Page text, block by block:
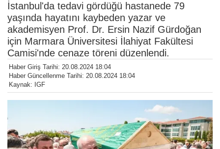
İstanbul'da tedavi gördüğü hastanede 79
yaşında hayatını kaybeden yazar ve
akademisyen Prof. Dr. Ersin Nazif Gürdoğan
için Marmara Üniversitesi İlahiyat Fakültesi
Camisi'nde cenaze töreni düzenlendi.
Haber Giriş Tarihi: 20.08.2024 18:04
Haber Güncellenme Tarihi: 20.08.2024 18:04
Kaynak: IGF